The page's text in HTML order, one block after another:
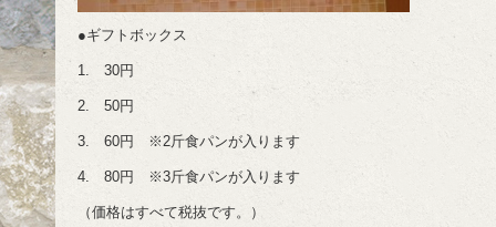
●ギフトボックス
1. 30円
2. 50円
3. 60円 ※2斤食パンが入ります
4. 80円 ※3斤食パンが入ります
（価格はすべて税抜です。）